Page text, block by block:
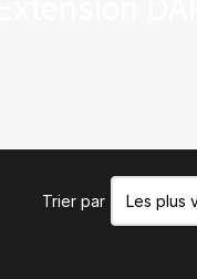
Trier par